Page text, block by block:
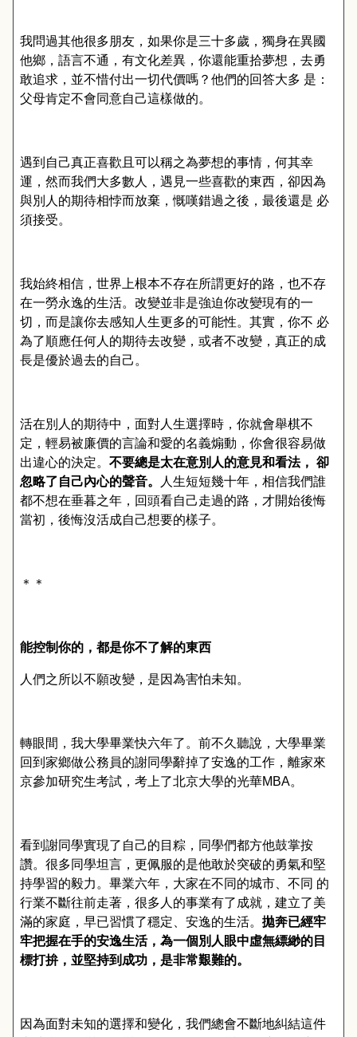
我問過其他很多朋友，如果你是三十多歲，獨身在異國
他鄉，語言不通，有文化差異，你還能重拾夢想，去勇
敢追求，並不惜付出一切代價嗎？他們的回答大多 是：
父母肯定不會同意自己這樣做的。
遇到自己真正喜歡且可以稱之為夢想的事情，何其幸
運，然而我們大多數人，遇見一些喜歡的東西，卻因為
與別人的期待相悖而放棄，慨嘆錯過之後，最後還是 必
須接受。
我始終相信，世界上根本不存在所謂更好的路，也不存
在一勞永逸的生活。改變並非是強迫你改變現有的一
切，而是讓你去感知人生更多的可能性。其實，你不 必
為了順應任何人的期待去改變，或者不改變，真正的成
長是優於過去的自己。
活在別人的期待中，面對人生選擇時，你就會舉棋不
定，輕易被廉價的言論和愛的名義煽動，你會很容易做
出違心的決定。 不要總是太在意別人的意見和看法， 卻
忽略了自己內心的聲音。
人生短短幾十年，相信我們誰
都不想在垂暮之年，回頭看自己走過的路，才開始後悔
當初，後悔沒活成自己想要的樣子。
＊＊
能控制你的，都是你不了解的東西
人們之所以不願改變，是因為害怕未知。
轉眼間，我大學畢業快六年了。前不久聽說，大學畢業
回到家鄉做公務員的謝同學辭掉了安逸的工作，離家來
京參加研究生考試，考上了北京大學的光華MBA。
看到謝同學實現了自己的目粽，同學們都方他鼓掌按
讚。很多同學坦言，更佩服的是他敢於突破的勇氣和堅
持學習的毅力。畢業六年，大家在不同的城市、不同 的
行業不斷往前走著，很多人的事業有了成就，建立了美
滿的家庭，早已習慣了穩定、安逸的生活。 拋奔已經牢
牢把握在手的安逸生活，為一個別人眼中虛無縹緲的目
標打拚，並堅持到成功，是非常艱難的。
因為面對未知的選擇和變化，我們總會不斷地糾結這件